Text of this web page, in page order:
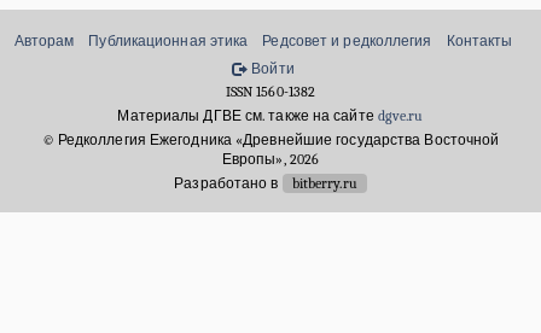
Авторам Публикационная этика Редсовет и редколлегия
Контакты
Войти
ISSN 1560-1382
Материалы ДГВЕ см. также на сайте dgve.ru
© Редколлегия Ежегодника «Древнейшие государства Восточной
Европы», 2026
Разработано в
bitberry.ru